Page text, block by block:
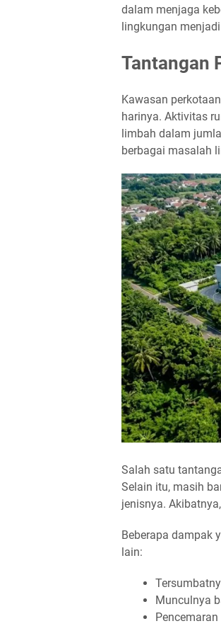
dalam menjaga
lingkungan
Tantangan
Kawasan
harinya. Aktivitas
limbah dalam
berbagai masalah
Salah satu
Selain itu, masih
jenisnya.
Beberapa dampak
lain:
Munculnya